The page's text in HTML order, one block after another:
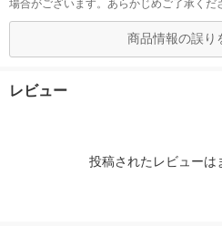
場合がございます。あらかじめご了承くだ
商品情報の誤り
レビュー
投稿されたレビューは